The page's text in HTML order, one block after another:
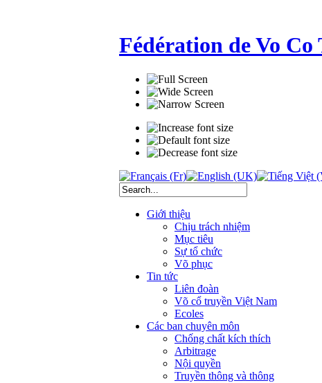
Fédération de Vo
Giới thiệu
Chịu trách nhiệm
Mục tiêu
Sự tổ chức
Võ phục
Tin tức
Liên đoàn
Võ cổ truyền Việt Nam
Ecoles
Các ban chuyên môn
Chống chất kích thích
Arbitrage
Nội quyền
Truyền thông và thông